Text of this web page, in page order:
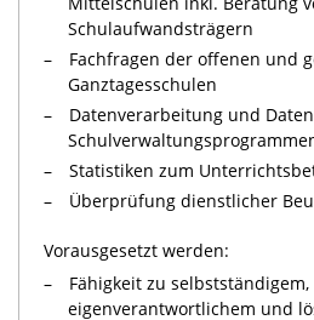
Schulaufwandsträgern
Fachfragen der offenen und
Ganztagesschulen
Datenverarbeitung und
Statistiken zum
Überprüfung dienstlicher
Vorausgesetzt werden:
Fähigkeit zu selbstständigem,
eigenverantwortlichem und